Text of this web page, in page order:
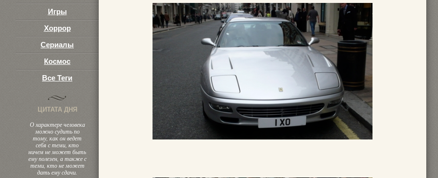
Игры
Хоррор
Сериалы
Космос
Все Теги
ЦИТАТА ДНЯ
О характере человека
можно судить по
тому, как он ведет
себя с теми, кто
ничем не может быть
ему полезен, а также с
теми, кто не может
дать ему сдачи.